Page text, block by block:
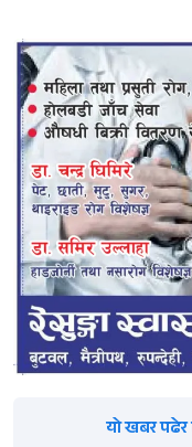
यो खबर